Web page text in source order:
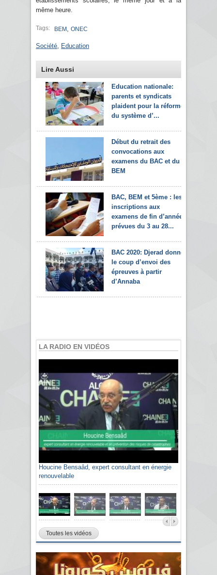
même heure.
Tags: BEM ONEC
Société Education
Lire Aussi
Education nationale:
parents et syndicats
plaident pour la réforme
du système d’...
Début du retrait des
convocations aux
examens du BAC et du
BEM
BAC, BEM et 5ème : les
inscriptions aux
examens de fin d’année
prévues du 3 au 28...
BAC 2020: Djerad donne
le coup d’envoi des
épreuves à partir
d’Annaba
LA RADIO EN VIDÉOS
Houcine Bensaâd, expert consultant en énergie
renouvelable
Toutes les vidéos